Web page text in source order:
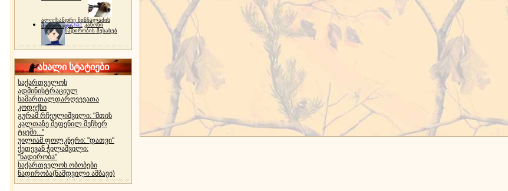
ალექსანდრე ჩინჩალაძის
მემორიალიgocha1 კანონი
ნადირობის შესახებ
ახალი სტატიები
საქართველოს
ადმინისტრაციულ
სამართალდარღვევათა
კოდექსი
გურამ რჩეულიშვილი: "მთის
კალთაზე შეფენილ მეჩხერ
ტყეში..."
უილიამ ფოლკნერი: "დათვი"
ქეთევან ჭილაშვილი:
"ნადირობა"
საქართველოს ობობები
ნადირობა(ნამდვილი ამბავი)